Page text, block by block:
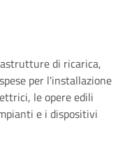
di ricarica,
per l'installazione
le opere edili
e i dispositivi